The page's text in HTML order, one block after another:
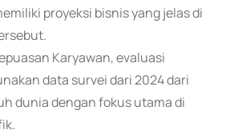
proyeksi bisnis yang jelas di
Karyawan, evaluasi
data survei dari 2024 dari
dunia dengan fokus utama di